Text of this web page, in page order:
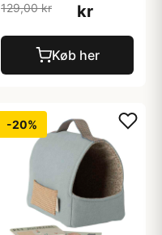
129,00 kr
kr
Køb her
-20%